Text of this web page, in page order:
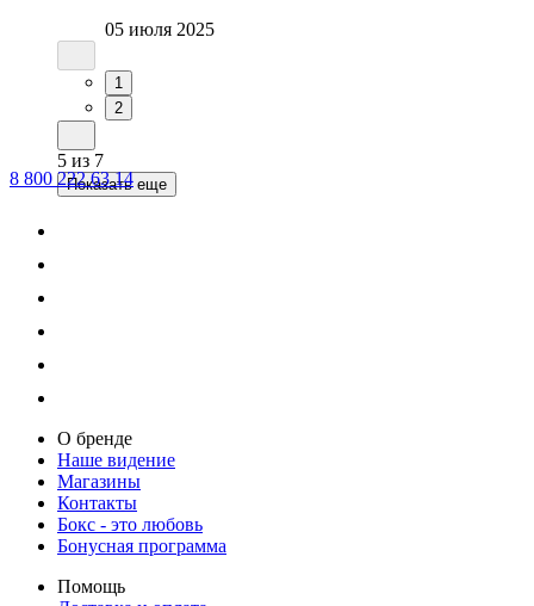
05 июля 2025
1
2
5 из 7
Показать еще
8 800 222 63 14
О бренде
Наше видение
Магазины
Контакты
Бокс - это любовь
Бонусная программа
Помощь